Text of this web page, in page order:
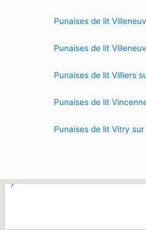
Punaises de lit
Punaises de lit
Punaises de lit Villiers
Punaises de lit
Punaises de lit Vitry sur